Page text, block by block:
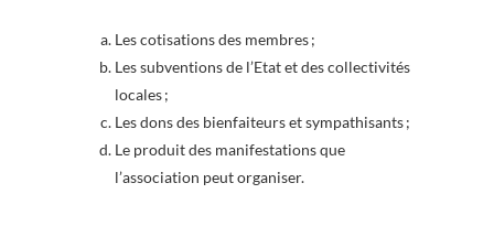
Les cotisations des membres ;
Les subventions de l’Etat et des collectivités
locales ;
Les dons des bienfaiteurs et sympathisants ;
Le produit des manifestations que
l’association peut organiser.